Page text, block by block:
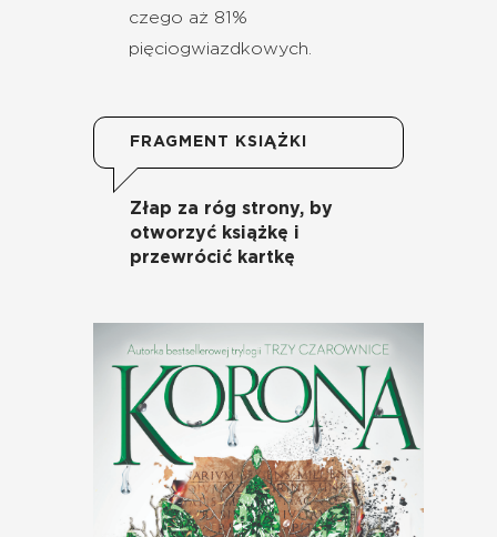
czego aż 81%
pięciogwiazdkowych.
FRAGMENT KSIĄŻKI
Złap za róg strony, by
otworzyć książkę i
przewrócić kartkę